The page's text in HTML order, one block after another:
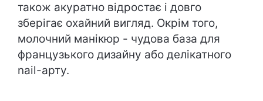
також акуратно відростає і довго
зберігає охайний вигляд. Окрім того,
молочний манікюр - чудова база для
французького дизайну або делікатного
nail-арту.